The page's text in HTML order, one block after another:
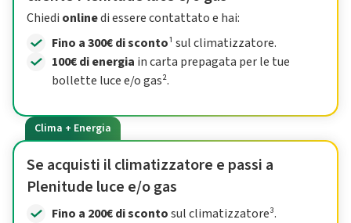
Chiedi onlinedi essere contattato e hai:
Fino a 300€ di sconto¹ sul climatizzatore.
100€ di energia in carta prepagata per le tue
bollette luce e/o gas².
Clima + Energia
Se acquisti il climatizzatore e passi a
Plenitude luce e/o gas
Fino a 200€ di scontosul climatizzatore³.